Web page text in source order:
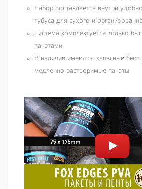
Набор поставляется внутри
тубуса для сухого и
Система комплектуется только
пакетами
В наличии имеются запасные
медленно растворимые пакеты